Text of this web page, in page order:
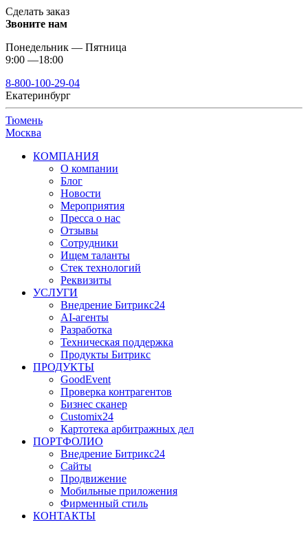
Сделать заказ
Звоните нам
Понедельник — Пятница
9:00 —18:00
8-800-100-29-04
Екатеринбург
Тюмень
Москва
КОМПАНИЯ
О компании
Блог
Новости
Мероприятия
Пресса о нас
Отзывы
Сотрудники
Ищем таланты
Стек технологий
Реквизиты
УСЛУГИ
Внедрение Битрикс24
AI-агенты
Разработка
Техническая поддержка
Продукты Битрикс
ПРОДУКТЫ
GoodEvent
Проверка контрагентов
Бизнес сканер
Customix24
Картотека арбитражных дел
ПОРТФОЛИО
Внедрение Битрикс24
Сайты
Продвижение
Мобильные приложения
Фирменный стиль
КОНТАКТЫ